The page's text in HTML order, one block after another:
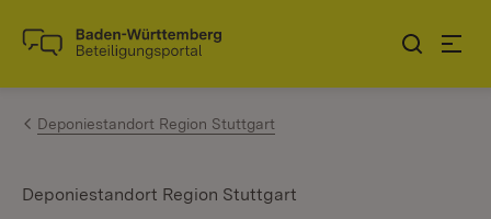
Zum Inhalt springen
Link zur Startseite
Deponiestandort Region Stuttgart
Deponiestandort Region Stuttgart